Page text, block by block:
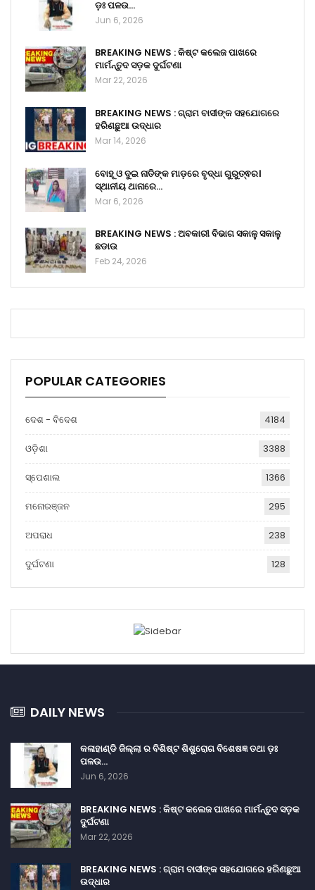
ଡ଼ଃ ପଳଉ…
Jun 6, 2026
BREAKING NEWS : କିଷ୍ଟ କଲେଜ ପାଖରେ
ମାର୍ମନ୍ତୁଦ ସଡ଼କ ଦୁର୍ଘଟଣା
Mar 22, 2026
BREAKING NEWS : ଗ୍ରାମ ବାସୀଙ୍କ ସହଯୋଗରେ
ହରିଣଛୁଆ ଉଦ୍ଧାର
Mar 14, 2026
ବୋହୂ ଓ ଦୁଇ ନାତିଙ୍କ ମାଡ଼ରେ ବୃଦ୍ଧା ଗୁରୁତ୍ଵର।
ସ୍ଥାନୀୟ ଥାନାରେ…
Mar 6, 2026
BREAKING NEWS : ଅବକାରୀ ବିଭାଗ ସକାଳୁ ସକାଳୁ
ଛଡାଉ
Feb 24, 2026
POPULAR CATEGORIES
ଦେଶ - ବିଦେଶ 4184
ଓଡ଼ିଶା 3388
ସ୍ପେଶାଲ 1366
ମନୋରଞ୍ଜନ 295
ଅପରାଧ 238
ଦୁର୍ଘଟଣା 128
DAILY NEWS
କଳାହାଣ୍ଡି ଜିଲ୍ଲା ର ବିଶିଷ୍ଟ ଶିଶୁରୋଗ ବିଶେଷଜ୍ଞ ତଥା ଡ଼ଃ
ପଳଉ…
Jun 6, 2026
BREAKING NEWS : କିଷ୍ଟ କଲେଜ ପାଖରେ ମାର୍ମନ୍ତୁଦ ସଡ଼କ
ଦୁର୍ଘଟଣା
Mar 22, 2026
BREAKING NEWS : ଗ୍ରାମ ବାସୀଙ୍କ ସହଯୋଗରେ ହରିଣଛୁଆ
ଉଦ୍ଧାର